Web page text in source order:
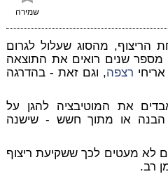
שמירה
מהסוג שעלול לגרום
מספר שנים רואים את התוצאה
רצפה, וגם זאת - בהדרגה
את המוטיבציה להגן על
הבנה או מתוך חשש - שישנה
לא מעטים לכך ששקיעת ריצוף
רב.